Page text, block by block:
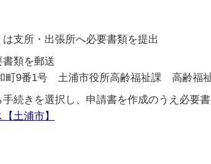
支所・出張所へ必要書類を提出
類を郵送
町9番1号 土浦市役所高齢福祉課 高齢福
続きを選択し、申請書を作成のうえ必要
土浦市】